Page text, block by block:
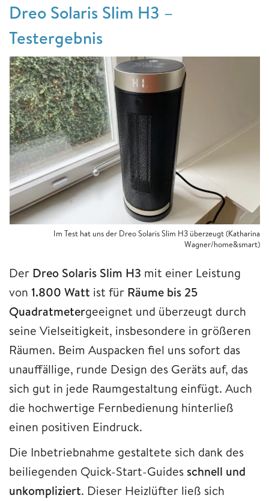
Dreo Solaris Slim H3 –
Testergebnis
Im Test hat uns der Dreo Solaris Slim H3 überzeugt (Katharina
Wagner/home&smart)
Der Dreo Solaris Slim H3 mit einer Leistung
von 1.800 Watt ist für Räume bis 25
Quadratmetergeeignet und überzeugt durch
seine Vielseitigkeit, insbesondere in größeren
Räumen. Beim Auspacken fiel uns sofort das
unauffällige, runde Design des Geräts auf, das
sich gut in jede Raumgestaltung einfügt. Auch
die hochwertige Fernbedienung hinterließ
einen positiven Eindruck.
Die Inbetriebnahme gestaltete sich dank des
beiliegenden Quick-Start-Guides schnell und
unkompliziert. Dieser Heizlüfter ließ sich